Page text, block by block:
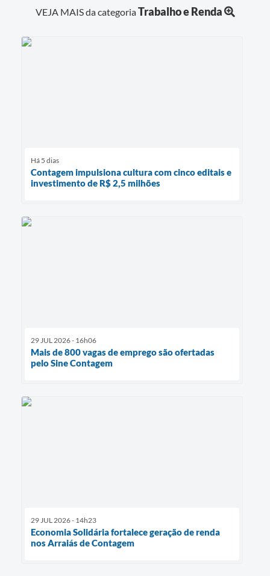
VEJA MAIS da categoriaTrabalho e Renda
Há 5 dias
Contagem impulsiona cultura com cinco editais e
investimento de R$ 2,5 milhões
29 JUL 2026 - 16h06
Mais de 800 vagas de emprego são ofertadas
pelo Sine Contagem
29 JUL 2026 - 14h23
Economia Solidária fortalece geração de renda
nos Arraiás de Contagem